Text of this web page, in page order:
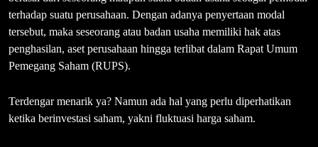
terhadap suatu perusahaan. Dengan adanya penyertaan modal
tersebut, maka seseorang atau badan usaha memiliki hak atas
penghasilan, aset perusahaan hingga terlibat dalam Rapat Umum
Pemegang Saham (RUPS).
Terdengar menarik ya? Namun ada hal yang perlu diperhatikan
ketika berinvestasi saham, yakni fluktuasi harga saham.